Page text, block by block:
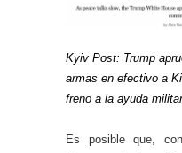
Kyiv Post: Trump
armas en efectivo a
freno a la ayuda
Es posible que,